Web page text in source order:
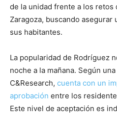
de la unidad frente a los retos
Zaragoza, buscando
sus habitantes.
La popularidad de Rodríguez
noche a la mañana. Según
C&Research, cuenta con un
aprobación entre los
Este nivel de aceptación es